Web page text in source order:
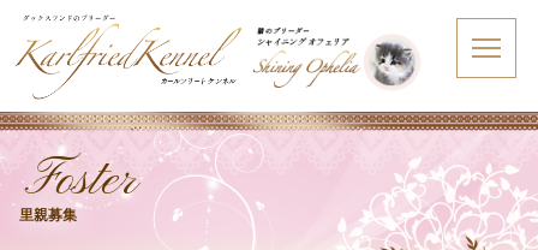
Foster
里親募集